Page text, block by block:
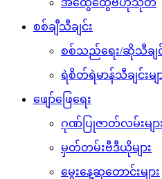
အထွေထွေဗဟုသုတ
စစ်ချီသီချင်း
စစ်သည်ရေး/ဆိုသီချင်း
ရဲစိတ်ရဲမာန်သီချင်းမျ
ဖျော်ဖြေရေး
ဂုဏ်ပြုဇာတ်လမ်းမျာ
မှတ်တမ်းဗီဒီယိုများ
မွေးနေ့ဆုတောင်းများ